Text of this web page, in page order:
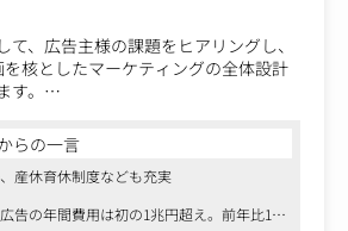
経験に近しい内容からご担当いただ
を拡大していただく想定です。
ト業務
、Web媒体等あらゆるメディアに対し
り上げていただけるよう、情報提供を
わせたり、関連情報とセットで紹介し
て、広告主様の課題をヒアリングし、
を核としたマーケティングの全体設計
。
抽出から、SNSアルゴリズムを逆算し
導線設計まで、「売れる仕組み」を川
通貫で描き、マーケットにムーブメン
ミッションです。
らの一言
産休育休制度なども充実
告の年間費用は初の1兆円超え。前年比121.